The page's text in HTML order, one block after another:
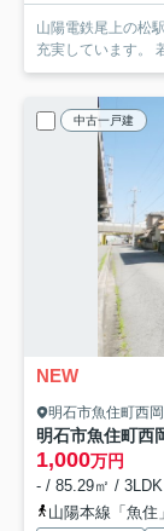
山陽電鉄尾上の松
充実しています。
中古一戸建
NEW
明石市魚住町西岡
明石市魚住町
1,000万円
- / 85.29㎡ /
山陽本線「魚住